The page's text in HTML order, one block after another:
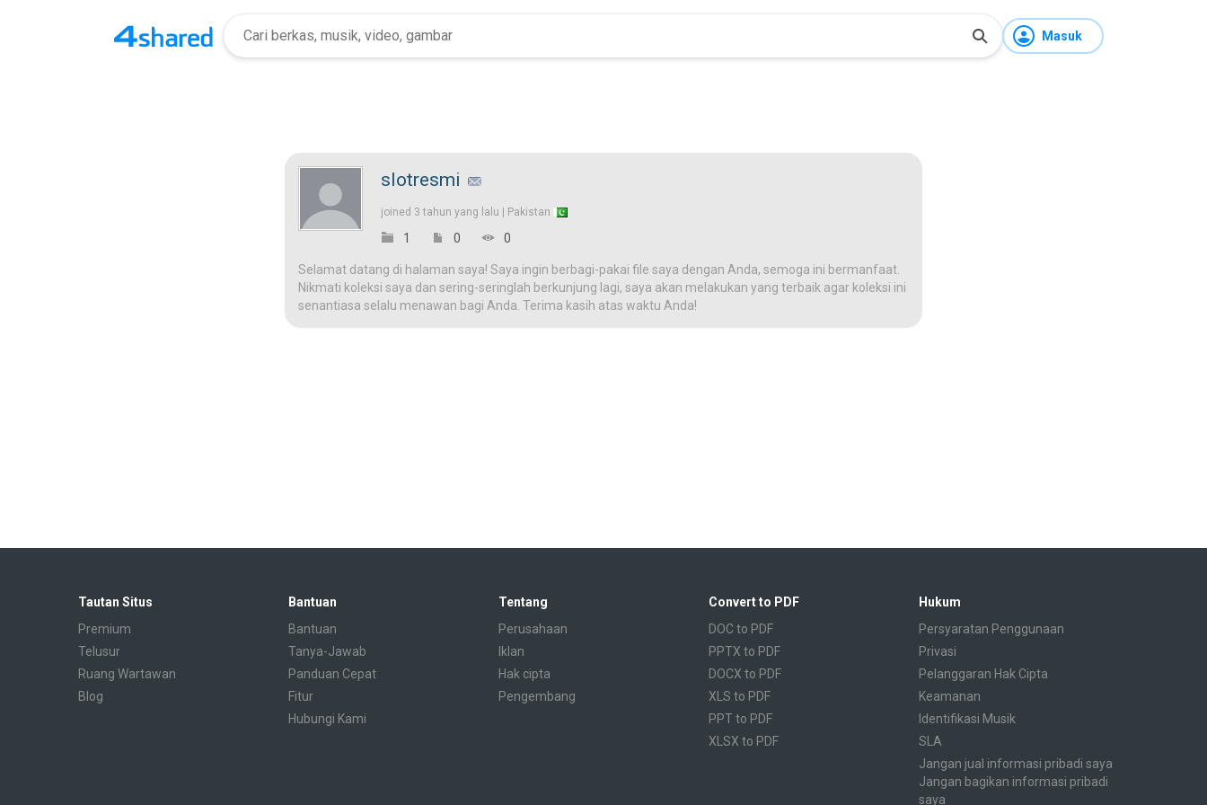
Masuk
slotresmi
joined 3 tahun yang lalu | Pakistan
1 0 0
Selamat datang di halaman saya! Saya ingin berbagi-pakai file saya dengan Anda, semoga ini bermanfaat.
Nikmati koleksi saya dan sering-seringlah berkunjung lagi, saya akan melakukan yang terbaik agar koleksi ini
senantiasa selalu menawan bagi Anda. Terima kasih atas waktu Anda!
Tautan Situs
Premium
Telusur
Ruang Wartawan
Blog
Bantuan
Bantuan
Tanya-Jawab
Panduan Cepat
Fitur
Hubungi Kami
Tentang
Perusahaan
Iklan
Hak cipta
Pengembang
Convert to PDF
DOC to PDF
PPTX to PDF
DOCX to PDF
XLS to PDF
PPT to PDF
XLSX to PDF
Hukum
Persyaratan Penggunaan
Privasi
Pelanggaran Hak Cipta
Keamanan
Identifikasi Musik
SLA
Jangan jual informasi pribadi saya
Jangan bagikan informasi pribadi
saya